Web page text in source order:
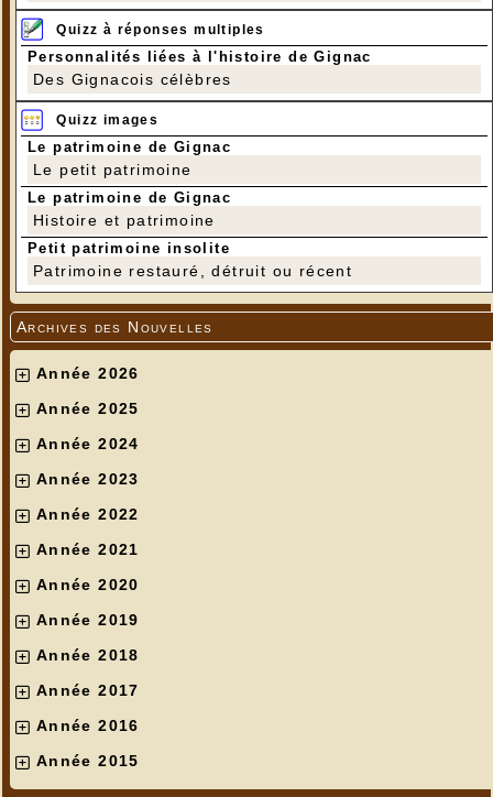
Quizz à réponses multiples
Personnalités liées à l'histoire de Gignac
Des Gignacois célèbres
Quizz images
Le patrimoine de Gignac
Le petit patrimoine
Le patrimoine de Gignac
Histoire et patrimoine
Petit patrimoine insolite
Patrimoine restauré, détruit ou récent
Archives des Nouvelles
Année 2026
Année 2025
Année 2024
Année 2023
Année 2022
Année 2021
Année 2020
Année 2019
Année 2018
Année 2017
Année 2016
Année 2015